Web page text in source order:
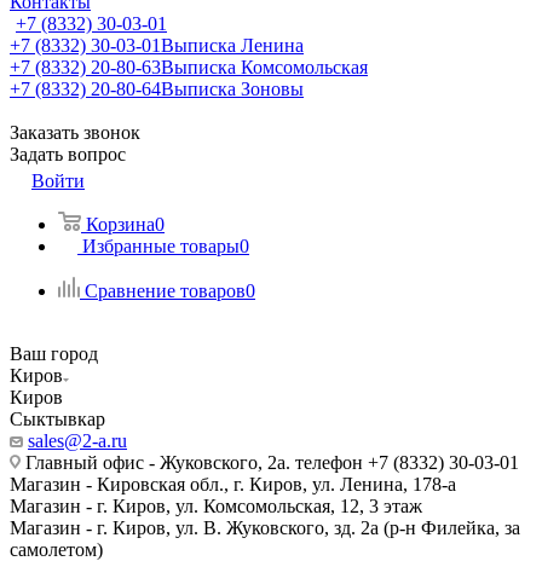
+7 (8332) 30-03-01
+7 (8332) 30-03-01Выписка Ленина
+7 (8332) 20-80-63Выписка Комсомольская
+7 (8332) 20-80-64Выписка Зоновы
Заказать звонок
Задать вопрос
Войти
Корзина0
Избранные товары0
Сравнение товаров0
Ваш город
Киров
Киров
Сыктывкар
sales@2-a.ru
Главный офис - Жуковского, 2а. телефон +7 (8332) 30-03-01
Магазин - Кировская обл., г. Киров, ул. Ленина, 178-а
Магазин - г. Киров, ул. Комсомольская, 12, 3 этаж
Магазин - г. Киров, ул. В. Жуковского, зд. 2а (р-н Филейка, за
самолетом)